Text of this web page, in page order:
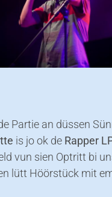
Partie an düssen
is jo ok de Rapper
vun sien Optritt bi
lütt Höörstück mit